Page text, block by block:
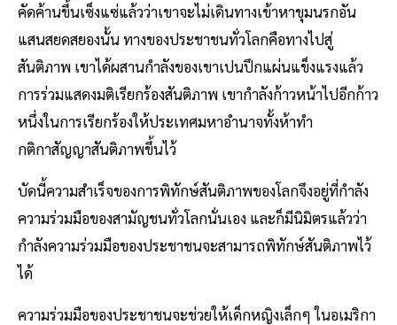
คัดค้านขึ้นเซ็งแซ่แล้วว่าเขาจะไม่เดินทางเข้าหาขุมนรกอัน
แสนสยดสยองนั้น ทางของประชาชนทั่วโลกคือทางไปสู่
สันติภาพ เขาได้ผสานกำลังของเขาเปนปึกแผ่นแข็งแรงแล้ว
การร่วมแสดงมติเรียกร้องสันติภาพ เขากำลังก้าวหน้าไปอีกก้าว
หนึ่งในการเรียกร้องให้ประเทศมหาอำนาจทั้งห้าทำ
กติกาสัญญาสันติภาพขึ้นไว้
บัดนี้ความสำเร็จของการพิทักษ์สันติภาพของโลกจึงอยู่ที่กำลัง
ความร่วมมือของสามัญชนทั่วโลกนั่นเอง และก็มีนิมิตรแล้วว่า
กำลังความร่วมมือของประชาชนจะสามารถพิทักษ์สันติภาพไว้
ได้
ความร่วมมือของประชาชนจะช่วยให้เด็กหญิงเล็กๆ ในอเมริกา